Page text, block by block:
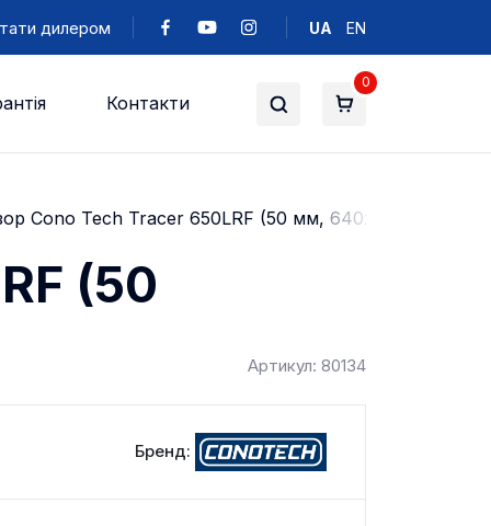
дилером UA EN
Контакти
0
Cono Tech Tracer 650LRF (50 мм, 640х512, 3540 м)
(50
Артикул: 80134
Бренд: